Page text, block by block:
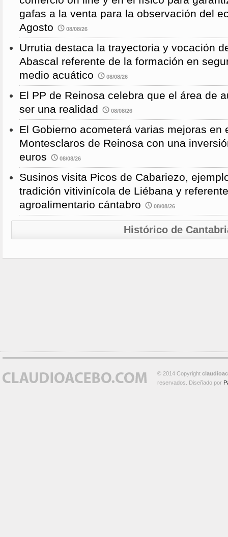
gafas a la venta para la observación del
Agosto
08/08/26
Urrutia destaca la trayectoria y vocación
Abascal referente de la formación en
medio acuático
08/08/26
El PP de Reinosa celebra que el área de
ser una realidad
08/08/26
El Gobierno acometerá varias mejoras en
Montesclaros de Reinosa con una
euros
08/08/26
Susinos visita Picos de Cabariezo,
tradición vitivinícola de Liébana y
agroalimentario cántabro
08/08/26
Histórico de
© 2014 Copyright
reservados. Diseñado por